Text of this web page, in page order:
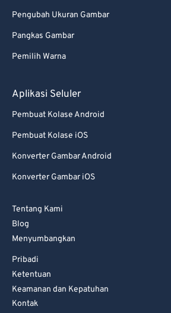
Pengubah Ukuran Gambar
Pangkas Gambar
Pemilih Warna
Aplikasi Seluler
Pembuat Kolase Android
Pembuat Kolase iOS
Konverter Gambar Android
Konverter Gambar iOS
Tentang Kami
Blog
Menyumbangkan
Pribadi
Ketentuan
Keamanan dan Kepatuhan
Kontak